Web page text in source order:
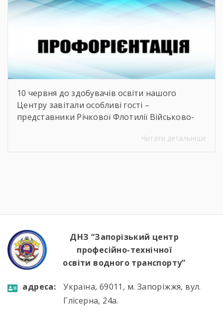
10 червня до здобувачів освіти нашого
Центру завітали особливі гості –
представники Річкової Флотилії Військово-
зустрічі студенти дізналися про особливості
загрозам;🔹 можливості професійного […]
Читати детальніше
ДНЗ “Запорізький центр
професійно-технічної
освіти водного транспорту”
aдресa:
Україна, 69011, м. Запоріжжя, вул.
Глісерна, 24а.